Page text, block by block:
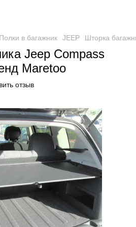
в багажник JEEP Шторка
Jeep Compass
Maretoo
отзыв